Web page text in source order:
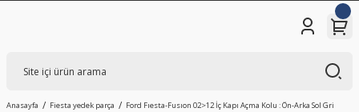
Anasayfa Fiesta yedek parça Ford Fıesta-Fusıon 02>12 İç Kapı Açma Kolu : Ön-Arka Sol Gri